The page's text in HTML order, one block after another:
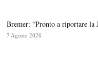
Bremer: “Pronto a riportare la
7 Agosto 2026